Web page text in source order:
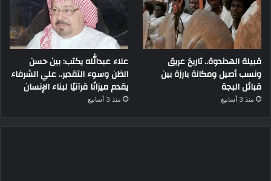
قبيلة الهدندوة.. تاريخ عريق
ونسب أصيل ومكانة بارزة بين
قبائل البجة
منذ 3 أسابيع
علاء عبدالله يكتب: بين حسن
الظن وسوء التقدير.. علي الشرفاء
يقدم ميزانًا قرآنيًا لبناء الإنسان
منذ 3 أسابيع